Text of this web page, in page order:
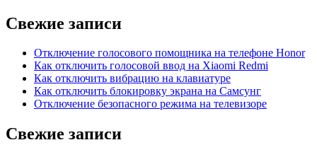
Свежие записи
Отключение голосового помощника на телефоне Honor
Как отключить голосовой ввод на Xiaomi Redmi
Как отключить вибрацию на клавиатуре
Как отключить блокировку экрана на Самсунг
Отключение безопасного режима на телевизоре
Свежие записи